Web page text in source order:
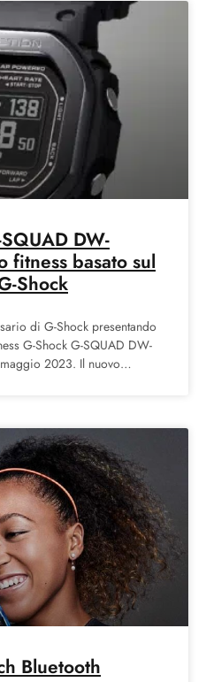
DW-
fitness basato sul
Shock
di G-Shock presentando
G-Shock G-SQUAD DW-
2023. Il nuovo
Bluetooth